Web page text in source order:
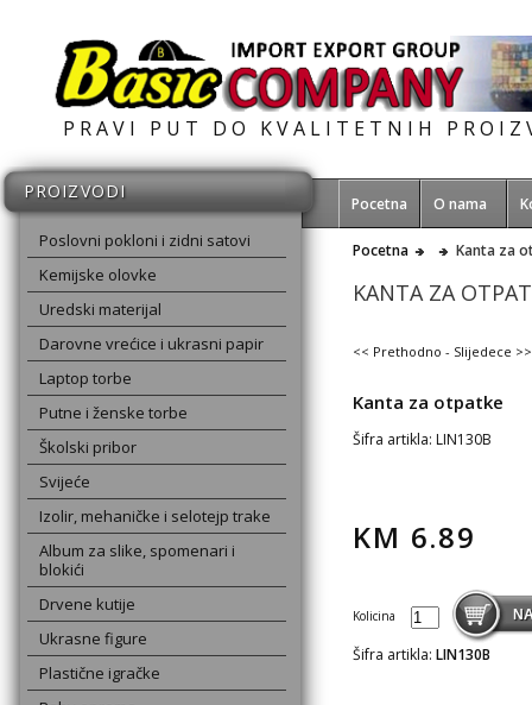
PRAVI PUT DO KVALITETNIH
Pocetna O nama
PROIZVODI
Poslovni pokloni i zidni satovi
Kemijske olovke
Uredski materijal
Darovne vrećice i ukrasni papir
Laptop torbe
Putne i ženske torbe
Školski pribor
Svijeće
Izolir, mehaničke i selotejp trake
Album za slike, spomenari i
blokići
Drvene kutije
Ukrasne figure
Plastične igračke
Pocetna Kanta za
KANTA ZA
<< Prethodno - Slijedece >>
Kanta za otpatke
Šifra artikla: LIN130B
KM 6.89
Kolicina
Šifra artikla: LIN130B